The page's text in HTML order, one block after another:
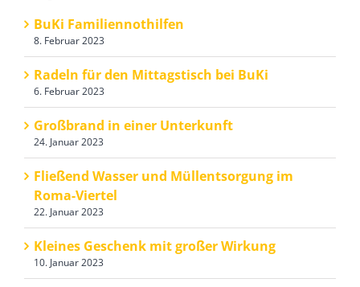
BuKi Familiennothilfen
8. Februar 2023
Radeln für den Mittagstisch bei BuKi
6. Februar 2023
Großbrand in einer Unterkunft
24. Januar 2023
Fließend Wasser und Müllentsorgung im
Roma-Viertel
22. Januar 2023
Kleines Geschenk mit großer Wirkung
10. Januar 2023